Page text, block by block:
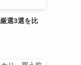
選3選を比